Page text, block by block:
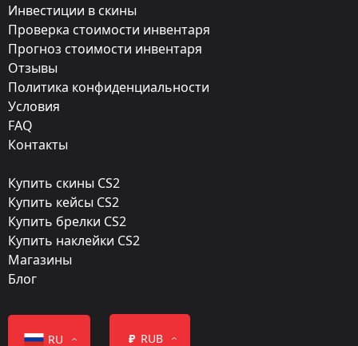
Exterior:
Немного поношенное
Королева ягуаров
Популярность:
95 %
Дизайнер:
Valve
Инвестиции в скины
Проверка стоимости инвентаря
Прогноз стоимости инвентаря
Отзывы
Политика конфиденциальности
Условия
FAQ
Контакты
Купить скины CS2
Купить кейсы CS2
Купить брелки CS2
Купить наклейки CS2
Магазины
Блог
RU ₽ RUB